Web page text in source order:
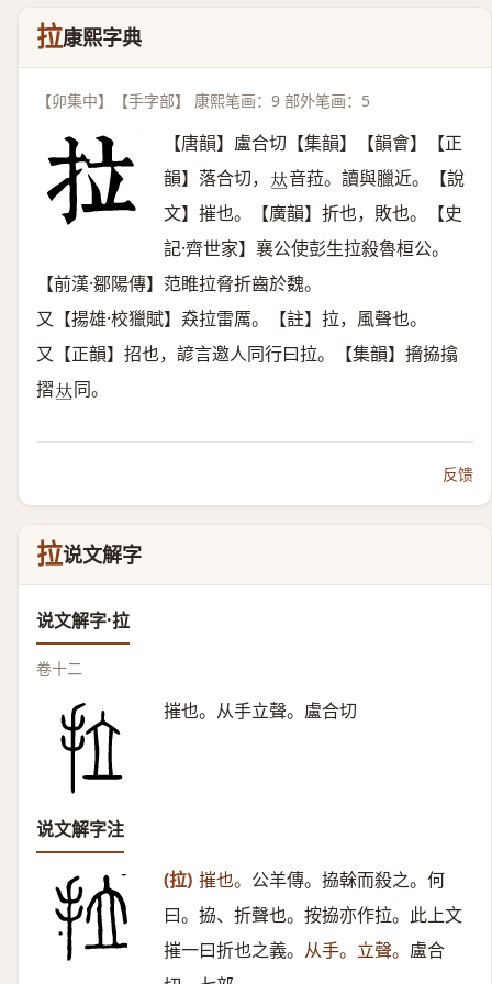
拉康熙字典
【卯集中】【手字部】 康熙笔画：9 部外笔画：5
【唐韻】盧合切【集韻】【韻會】【正
韻】落合切， 𠀤音菈。讀與臘近。【說
文】摧也。【廣韻】折也，敗也。【史
記·齊世家】襄公使彭生拉殺魯桓公。
【前漢·鄒陽傳】范睢拉脅折齒於魏。
又【揚雄·校獵賦】猋拉雷厲。【註】拉，風聲也。
又【正韻】招也，諺言邀人同行曰拉。【集韻】搚拹㩉
摺𠀤同。
反馈
拉说文解字
说文解字·拉
卷十二
摧也。从手立聲。盧合切
说文解字注
(拉) 摧也。 公羊傳。拹榦而殺之。何
曰。拹、折聲也。按拹亦作拉。此上文
摧一曰折也之義。 从手。立聲。 盧合